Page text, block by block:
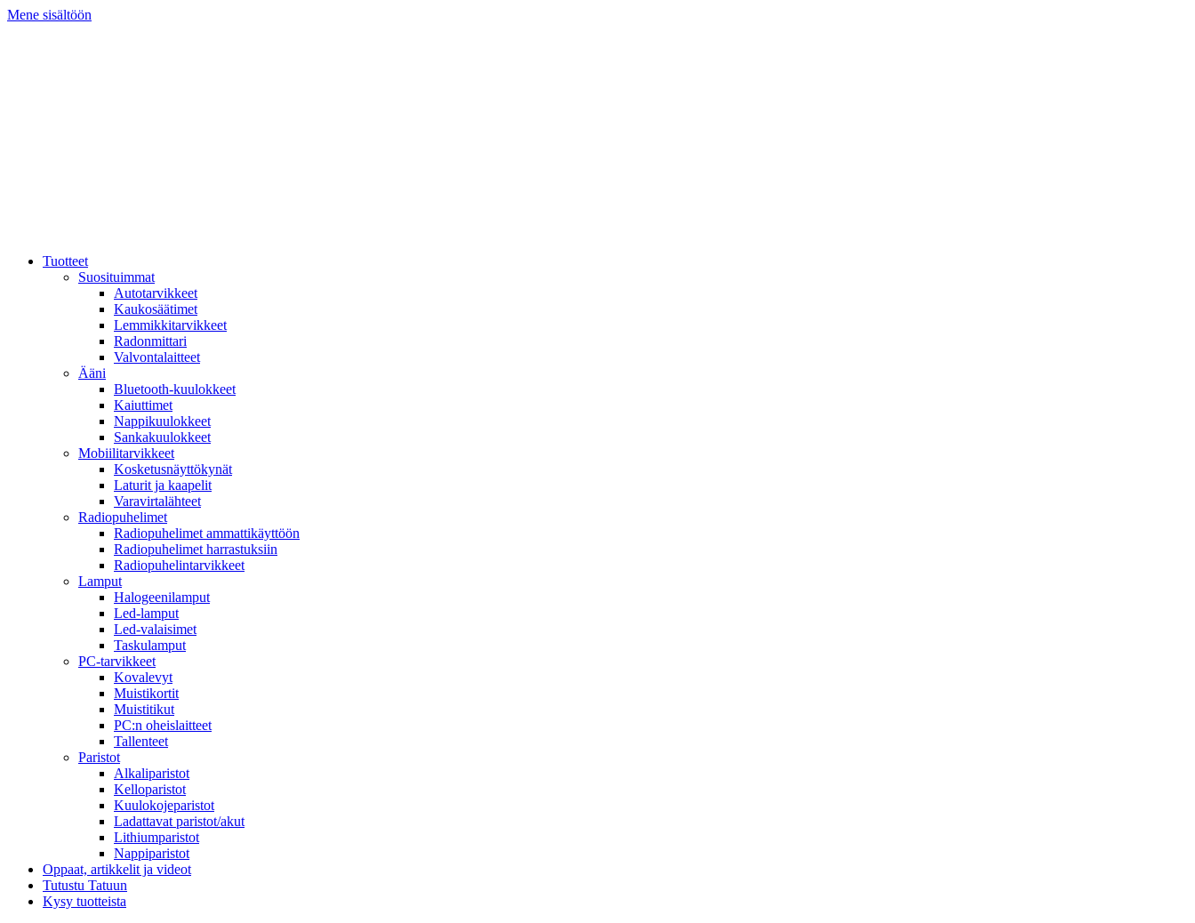
Mene sisältöön
Tuotteet
Suosituimmat
Autotarvikkeet
Kaukosäätimet
Lemmikkitarvikkeet
Radonmittari
Valvontalaitteet
Ääni
Bluetooth-kuulokkeet
Kaiuttimet
Nappikuulokkeet
Sankakuulokkeet
Mobiilitarvikkeet
Kosketusnäyttökynät
Laturit ja kaapelit
Varavirtalähteet
Radiopuhelimet
Radiopuhelimet ammattikäyttöön
Radiopuhelimet harrastuksiin
Radiopuhelintarvikkeet
Lamput
Halogeenilamput
Led-lamput
Led-valaisimet
Taskulamput
PC-tarvikkeet
Kovalevyt
Muistikortit
Muistitikut
PC:n oheislaitteet
Tallenteet
Paristot
Alkaliparistot
Kelloparistot
Kuulokojeparistot
Ladattavat paristot/akut
Lithiumparistot
Nappiparistot
Oppaat, artikkelit ja videot
Tutustu Tatuun
Kysy tuotteista